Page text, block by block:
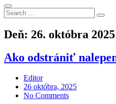
Search
for:
Deň: 26. októbra 2025
Ako odstrániť
Editor
Posted
on
26 októbra, 2025
No Comments